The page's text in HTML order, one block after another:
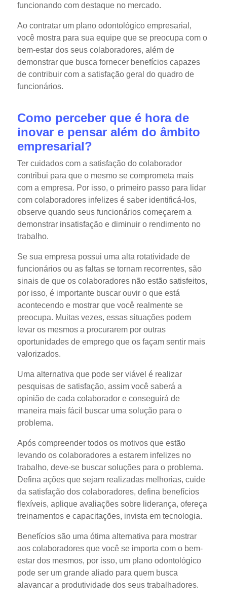
funcionando com destaque no mercado.
Ao contratar um plano odontológico empresarial,
você mostra para sua equipe que se preocupa com o
bem-estar dos seus colaboradores, além de
demonstrar que busca fornecer benefícios capazes
de contribuir com a satisfação geral do quadro de
funcionários.
Como perceber que é hora de
inovar e pensar além do âmbito
empresarial?
Ter cuidados com a satisfação do colaborador
contribui para que o mesmo se comprometa mais
com a empresa. Por isso, o primeiro passo para lidar
com colaboradores infelizes é saber identificá-los,
observe quando seus funcionários começarem a
demonstrar insatisfação e diminuir o rendimento no
trabalho.
Se sua empresa possui uma alta rotatividade de
funcionários ou as faltas se tornam recorrentes, são
sinais de que os colaboradores não estão satisfeitos,
por isso, é importante buscar ouvir o que está
acontecendo e mostrar que você realmente se
preocupa. Muitas vezes, essas situações podem
levar os mesmos a procurarem por outras
oportunidades de emprego que os façam sentir mais
valorizados.
Uma alternativa que pode ser viável é realizar
pesquisas de satisfação, assim você saberá a
opinião de cada colaborador e conseguirá de
maneira mais fácil buscar uma solução para o
problema.
Após compreender todos os motivos que estão
levando os colaboradores a estarem infelizes no
trabalho, deve-se buscar soluções para o problema.
Defina ações que sejam realizadas melhorias, cuide
da satisfação dos colaboradores, defina benefícios
flexíveis, aplique avaliações sobre liderança, ofereça
treinamentos e capacitações, invista em tecnologia.
Benefícios são uma ótima alternativa para mostrar
aos colaboradores que você se importa com o bem-
estar dos mesmos, por isso, um plano odontológico
pode ser um grande aliado para quem busca
alavancar a produtividade dos seus trabalhadores.